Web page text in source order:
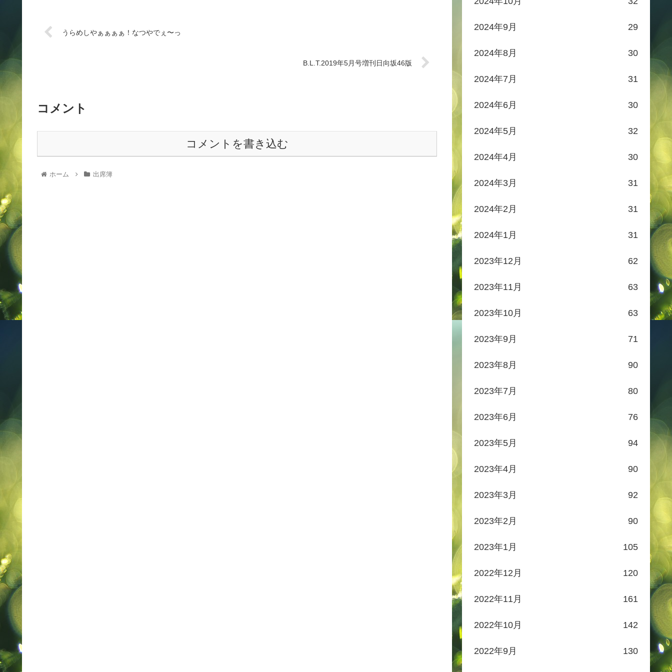
うらめしやぁぁぁぁ！なつやでぇ〜っ
B.L.T.2019年5月号増刊日向坂46版
コメント
コメントを書き込む
ホーム 出席簿
2024年9月 29
2024年8月 30
2024年7月 31
2024年6月 30
2024年5月 32
2024年4月 30
2024年3月 31
2024年2月 31
2024年1月 31
2023年12月 62
2023年11月 63
2023年10月 63
2023年9月 71
2023年8月 90
2023年7月 80
2023年6月 76
2023年5月 94
2023年4月 90
2023年3月 92
2023年2月 90
2023年1月 105
2022年12月 120
2022年11月 161
2022年10月 142
2022年9月 130